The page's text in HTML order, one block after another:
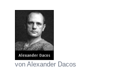
von Alexander Dacos